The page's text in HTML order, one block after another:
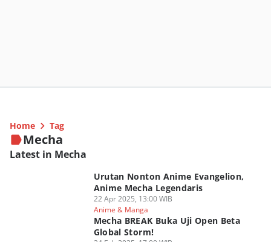
Home Tag
Mecha
Latest in Mecha
Urutan Nonton Anime Evangelion,
Anime Mecha Legendaris
22 Apr 2025, 13:00 WIB
Anime & Manga
Mecha BREAK Buka Uji Open Beta
Global Storm!